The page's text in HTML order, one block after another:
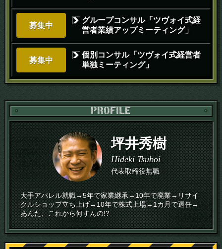
募集中
グループコンサル「ツヴォイ式経
営者業績アップミーティング」
募集中
個別コンサル「ツヴォイ式経営者
単独ミーティング」
坪井秀樹
Hideki Tsuboi
代表取締役無職
大手アパレル就職→5年で家業継承→10年で廃業→リサイ
クルショップ立ち上げ→10年で株式上場→1カ月で退任→
あんた、これから何すんの!?